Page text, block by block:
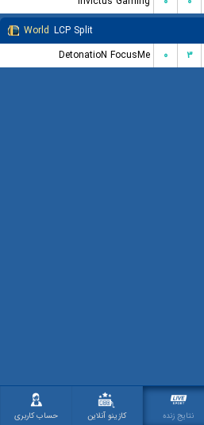
World LCP Split
DetonatioN FocusMe
۰ ۳
نتایج زنده کازینو آنلاین حساب کاربری